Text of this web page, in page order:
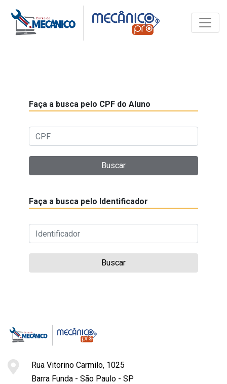
Faça a busca pelo CPF do Aluno
Buscar
Faça a busca pelo Identificador
Buscar
Rua Vitorino Carmilo, 1025
Barra Funda - São Paulo - SP